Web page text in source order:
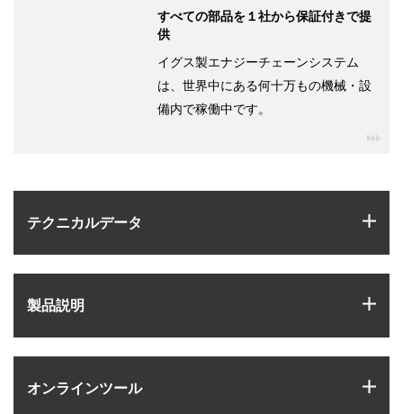
テクニカルデータ
製品説明
オンラインツール
すべての部品を１社から保証付きで提
供
イグス製エナジーチェーンシステム
は、世界中にある何十万もの機械・設
備内で稼働中です。